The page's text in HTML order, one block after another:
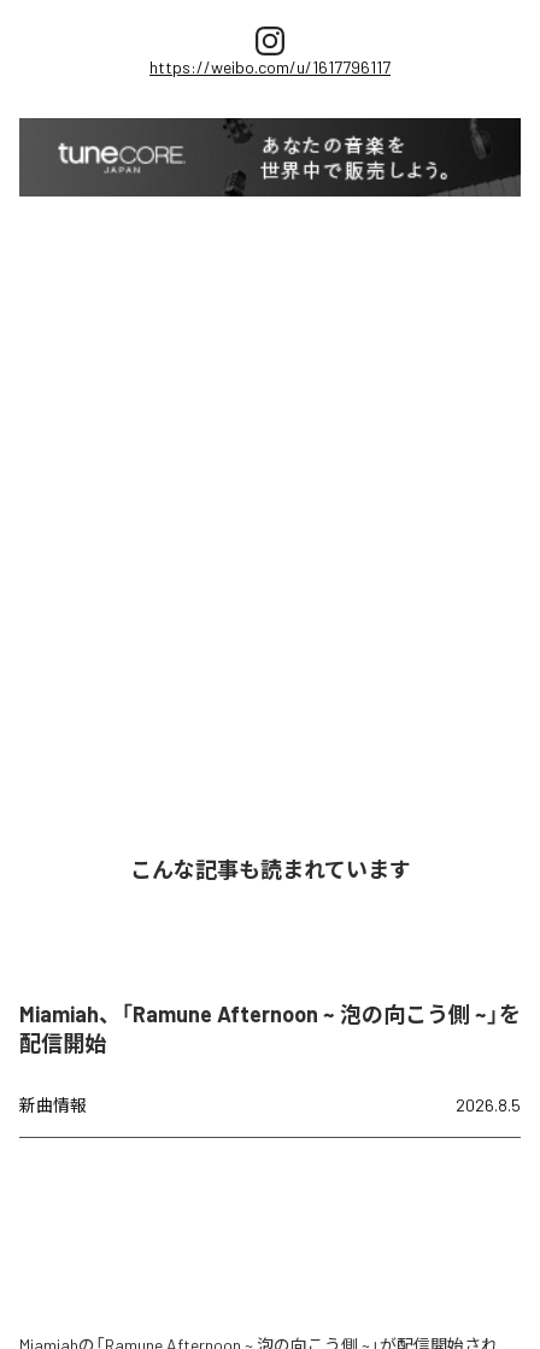
https://weibo.com/u/1617796117
こんな記事も読まれています
Miamiah、「Ramune Afternoon ~ 泡の向こう側 ~」を
配信開始
新曲情報 2026.8.5